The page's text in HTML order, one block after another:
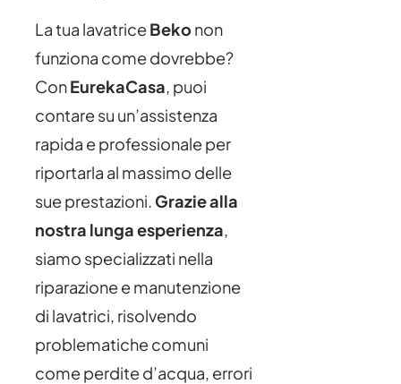
La tua lavatriceBekonon
funziona come dovrebbe?
ConEurekaCasa, puoi
contare su un’assistenza
rapida e professionale per
riportarla al massimo delle
sue prestazioni. Grazie alla
nostra lunga esperienza,
siamo specializzati nella
riparazione e manutenzione
di lavatrici, risolvendo
problematiche comuni
come perdite d’acqua, errori